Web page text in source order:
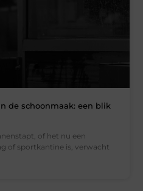
de schoonmaak: een blik
of het nu een
of sportkantine is, verwacht